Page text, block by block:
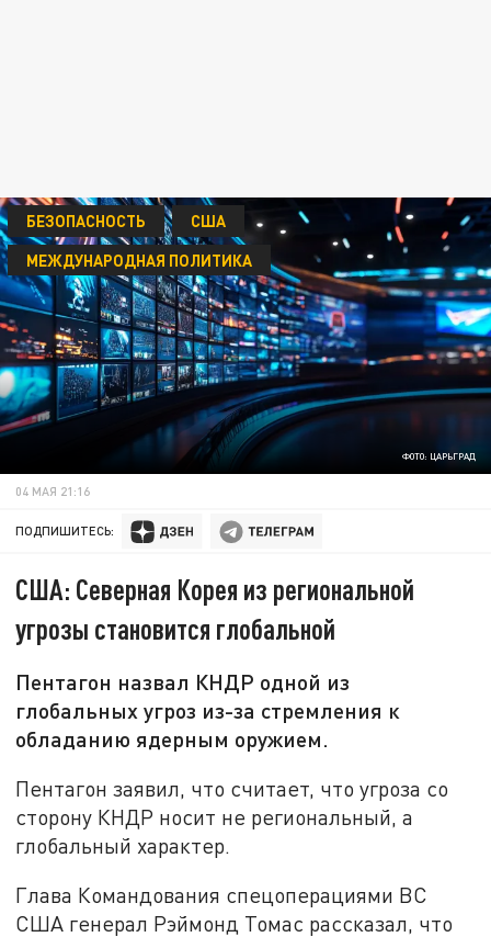
ФОТО: ЦАРЬГРАД
БЕЗОПАСНОСТЬ
США
МЕЖДУНАРОДНАЯ ПОЛИТИКА
04 МАЯ 21:16
ПОДПИШИТЕСЬ:
США: Северная Корея из региональной
угрозы становится глобальной
Пентагон назвал КНДР одной из
глобальных угроз из-за стремления к
обладанию ядерным оружием.
Пентагон заявил, что считает, что угроза со
сторону КНДР носит не региональный, а
глобальный характер.
Глава Командования спецоперациями ВС
США генерал Рэймонд Томас рассказал, что